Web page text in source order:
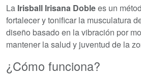
La Irisball Irisana Doblees un
fortalecer y tonificar la musculatura
diseño basado en la vibración por
mantener la salud y juventud de la
¿Cómo funciona?